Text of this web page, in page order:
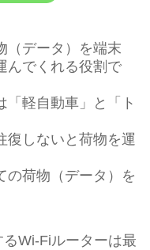
（データ）を端末
んでくれる役割で
「軽自動車」と「ト
復しないと荷物を運
の荷物（データ）を
Wi-Fiルーターは最